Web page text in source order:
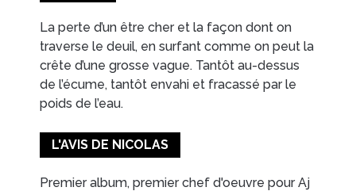
La perte d’un être cher et la façon dont on
traverse le deuil, en surfant comme on peut la
crête d’une grosse vague. Tantôt au-dessus
de l’écume, tantôt envahi et fracassé par le
poids de l’eau.
L'AVIS DE NICOLAS
Premier album, premier chef d'oeuvre pour Aj